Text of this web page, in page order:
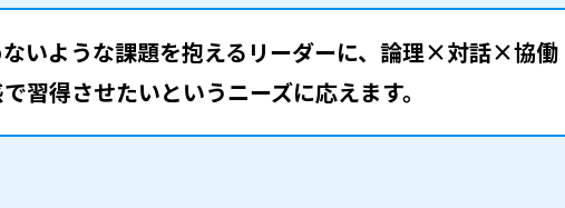
いような課題を抱えるリーダーに、論理×対話×協働
習得させたいというニーズに応えます。